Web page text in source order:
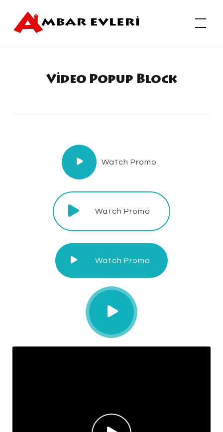
content
Ambar Evleri
Video Popup Block
Watch Promo
Watch Promo
Watch Promo